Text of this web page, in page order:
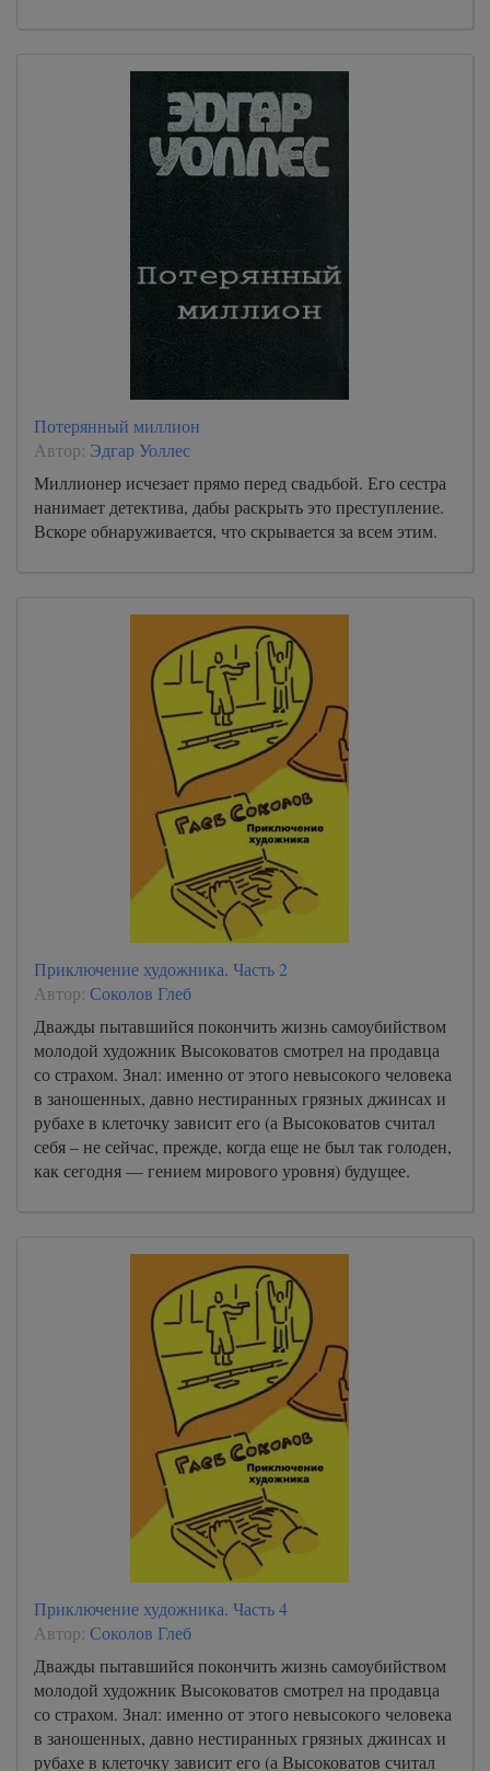
Потерянный миллион
Автор: Эдгар Уоллес
Миллионер исчезает прямо перед свадьбой. Его сестра
нанимает детектива, дабы раскрыть это преступление.
Вскоре обнаруживается, что скрывается за всем этим.
Приключение художника. Часть 2
Автор: Соколов Глеб
Дважды пытавшийся покончить жизнь самоубийством
молодой художник Высоковатов смотрел на продавца
со страхом. Знал: именно от этого невысокого человека
в заношенных, давно нестиранных грязных джинсах и
рубахе в клеточку зависит его (а Высоковатов считал
себя – не сейчас, прежде, когда еще не был так голоден,
как сегодня — гением мирового уровня) будущее.
Приключение художника. Часть 4
Автор: Соколов Глеб
Дважды пытавшийся покончить жизнь самоубийством
молодой художник Высоковатов смотрел на продавца
со страхом. Знал: именно от этого невысокого человека
в заношенных, давно нестиранных грязных джинсах и
рубахе в клеточку зависит его (а Высоковатов считал